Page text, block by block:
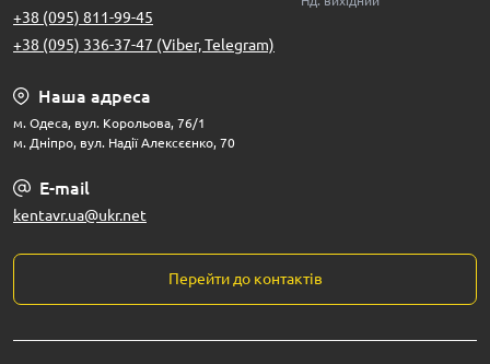
+38 (095) 811-99-45
+38 (095) 336-37-47 (Viber, Telegram)
Наша адреса
м. Одеса, вул. Корольова, 76/1
м. Дніпро, вул. Надії Алексєєнко, 70
E-mail
kentavr.ua@ukr.net
Перейти до контактів